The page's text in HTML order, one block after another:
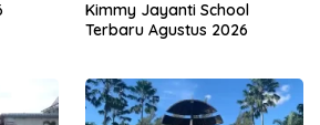
Kimmy Jayanti School
Terbaru Agustus 2026